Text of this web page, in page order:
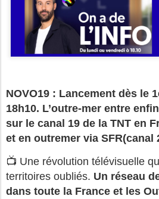
NOVO19 : Lancement dès le
18h10. L’outre-mer entre
sur le canal 19 de la TNT en
et en outremer via SFR(canal
📺 Une révolution télévisuelle
territoires oubliés. Un réseau
dans toute la France et les